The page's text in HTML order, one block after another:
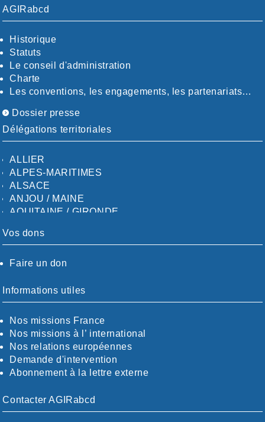
AGIRabcd
Historique
Statuts
Le conseil d'administration
Charte
Les conventions, les engagements, les partenariats…
Dossier presse
Délégations territoriales
ALLIER
ALPES-MARITIMES
ALSACE
ANJOU / MAINE
AQUITAINE / GIRONDE
AUDE
CALVADOS-ORNE
CHARENTE-MARITIME
CÖTE-D'OR
CÖTES-D'ARMOR
DORDOGNE
DRÖME / ARDÈCHE
ESSONNE
EURE-ET-LOIR
FINISTÈRE
Vos dons
Faire un don
Informations utiles
Nos missions France
Nos missions à l’ international
Nos relations européennes
Demande d'intervention
Abonnement à la lettre externe
Contacter AGIRabcd